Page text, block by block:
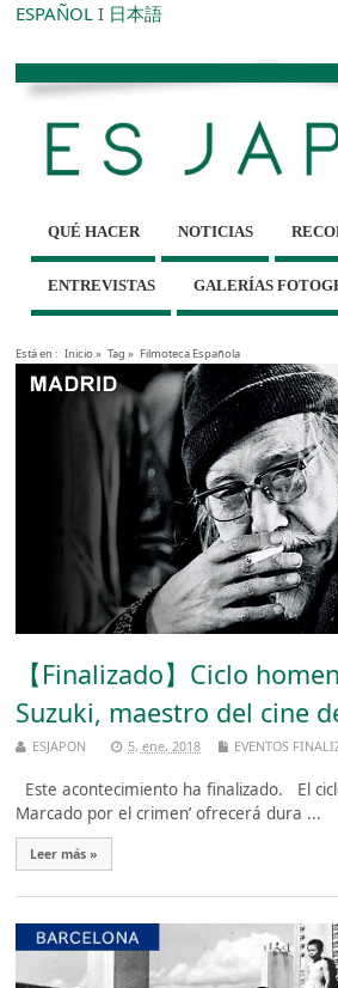
ESPAÑOL I 日本語
QUÉ HACER NOTICIAS
ENTREVISTAS GALERÍAS
Está en : Inicio» Tag » Filmoteca Española
【Finalizado】Ciclo
Suzuki, maestro del cine
ESJAPON 5, ene, 2018 EVENTOS
Este acontecimiento ha finalizado. El
Marcado por el crimen’ ofrecerá dura ...
Leer más »